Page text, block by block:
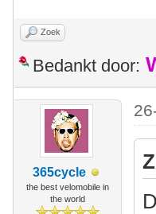
Zoek
Bedankt door:
365cycle
the best velomobile in
the world